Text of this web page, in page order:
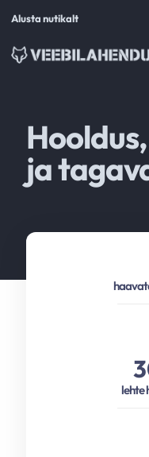
Alusta nutikalt
ja
lehte